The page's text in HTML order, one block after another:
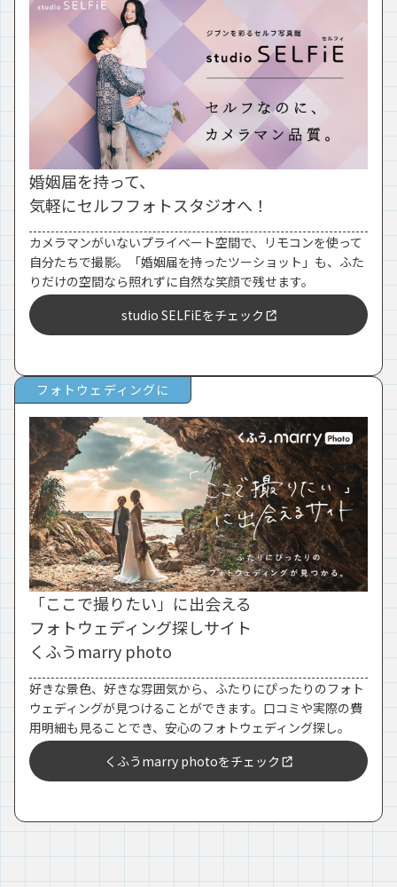
婚姻届を持って、
気軽にセルフフォトスタジオへ！
カメラマンがいないプライベート空間で、リモコンを使って
自分たちで撮影。「婚姻届を持ったツーショット」も、ふた
りだけの空間なら照れずに自然な笑顔で残せます。
studio SELFiEをチェック
フォトウェディングに
「ここで撮りたい」に出会える
フォトウェディング探しサイト
くふうmarry photo
好きな景色、好きな雰囲気から、ふたりにぴったりのフォト
ウェディングが見つけることができます。口コミや実際の費
用明細も見ることでき、安心のフォトウェディング探し。
くふうmarry photoをチェック